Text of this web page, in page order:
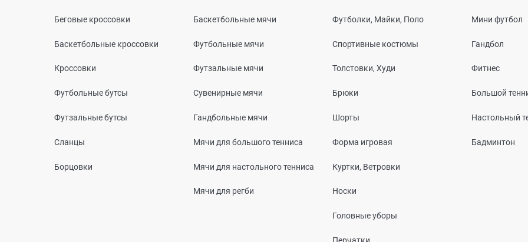
Беговые кроссовки
Баскетбольные кроссовки
Кроссовки
Футбольные бутсы
Футзальные бутсы
Сланцы
Борцовки
Баскетбольные мячи
Футбольные мячи
Футзальные мячи
Сувенирные мячи
Гандбольные мячи
Мячи для большого тенниса
Мячи для настольного тенниса
Мячи для регби
Футболки, Майки, Поло
Спортивные костюмы
Толстовки, Худи
Брюки
Шорты
Форма игровая
Куртки, Ветровки
Носки
Головные уборы
Перчатки
Мини футбол
Гандбол
Фитнес
Большой
Настольный
Бадминтон